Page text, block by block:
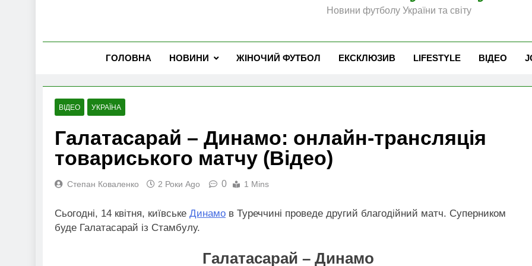
Новини футболу України та світу
ГОЛОВНА НОВИНИ ЖІНОЧИЙ ФУТБОЛ ЕКСКЛЮЗИВ LIFESTYLE ВІДЕО
ВІДЕО УКРАЇНА
Галатасарай – Динамо: онлайн-трансляція
товариського матчу (Відео)
Степан Коваленко 2 Роки Ago 0 1 Mins
Сьогодні, 14 квітня, київське Динамо в Туреччині проведе другий благодійний матч. Суперником
буде Галатасарай із Стамбулу.
Галатасарай – Динамо